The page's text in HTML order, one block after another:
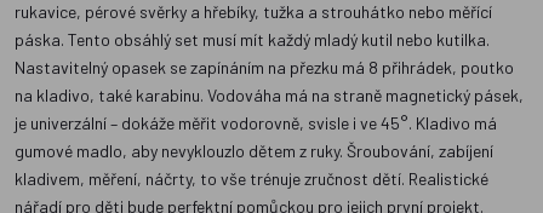
rukavice, pérové svěrky a hřebíky, tužka a strouhátko nebo měřící
páska. Tento obsáhlý set musí mít každý mladý kutil nebo kutilka.
Nastavitelný opasek se zapínáním na přezku má 8 přihrádek, poutko
na kladivo, také karabinu. Vodováha má na straně magnetický pásek,
je univerzální – dokáže měřit vodorovně, svisle i ve 45°. Kladivo má
gumové madlo, aby nevyklouzlo dětem z ruky. Šroubování, zabíjení
kladivem, měření, náčrty, to vše trénuje zručnost dětí. Realistické
nářadí pro děti bude perfektní pomůckou pro jejich první projekt.